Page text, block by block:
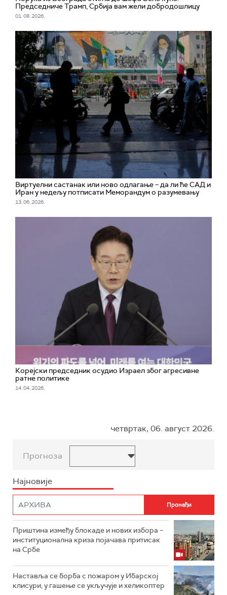
Председниче Трамп, Србија вам жели добродошлицу
01. 08. 2026.
Виртуелни састанак или ново одлагање – да ли ће САД и
Иран у недељу потписати Меморандум о разумевању
13. 06. 2026.
Корејски председник осудио Израел због агресивне
ратне политике
14. 04. 2026.
четвртак, 06. август 2026.
Прогноза
Најновије
Приштина између блокаде и нових избора –
институционална криза појачава притисак
на Србе
Наставља се борба с пожаром у Ибарској
клисури, у гашење се укључује и хеликоптер